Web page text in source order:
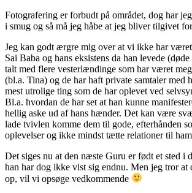
Fotografering er forbudt på området, dog har
i smug og så må jeg håbe at jeg bliver tilgivet
Jeg kan godt ærgre mig over at vi ikke har
Sai Baba og hans eksistens da han levede
talt med flere vesterlændinge som har været
(bl.a. Tina) og de har haft private samtaler med
mest utrolige ting som de har oplevet ved
Bl.a. hvordan de har set at han kunne
hellig aske ud af hans hænder. Det kan være
lade tvivlen komme dem til gode, efterhånden
oplevelser og ikke mindst tætte relationer til
Det siges nu at den næste Guru er født et sted i
han har dog ikke vist sig endnu. Men jeg tror at
op, vil vi opsøge vedkommende